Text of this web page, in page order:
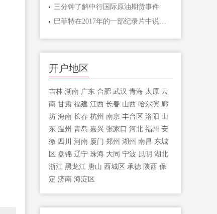
三分钟了解中行国际原油期货事件
巴菲特在2017年的一部纪录片中说：我知道
开户地区
吉林 湖南 广东 合肥 武汉 青海 太原 云
南 甘肃 福建 江西 长春 山西 哈尔滨 廊
坊 海南 长春 杭州 南京 丰台区 洛阳 山
东 温州 青岛 嘉兴 张家口 河北 福州 安
徽 四川 河南 厦门 郑州 湖州 南昌 东城
区 盘锦 辽宁 珠海 大同 宁波 昆明 湖北
浙江 黑龙江 唐山 西城区 承德 陕西 保
定 济南 海淀区